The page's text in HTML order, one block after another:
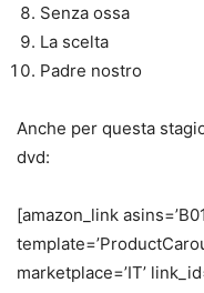
Senza ossa
La scelta
Padre nostro
Anche per questa
dvd:
[amazon_link
marketplace=’IT’